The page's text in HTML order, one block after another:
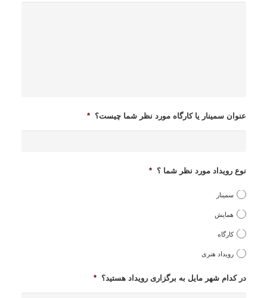
عنوان سمینار یا کارگاه مورد نظر شما چیست؟ *
نوع رویداد مورد نظر شما ؟ *
سمینار
همایش
کارگاه
رویداد هنری
در کدام شهر مایل به برگزاری رویداد هستید؟ *